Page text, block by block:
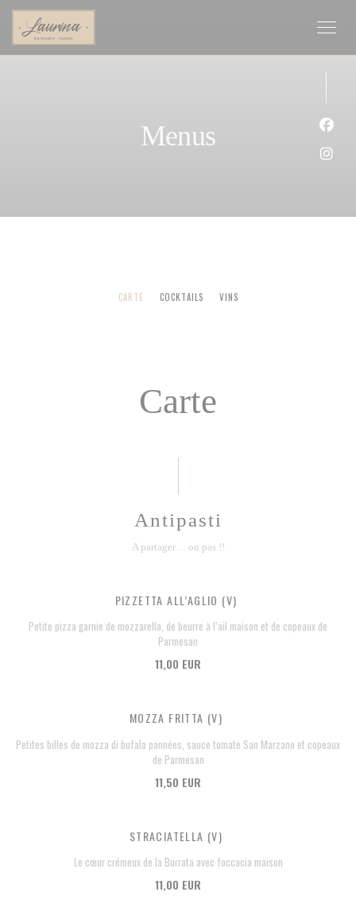
Personalizing your cookie choices
Menus
CARTE COCKTAILS VINS
Carte
Antipasti
A partager… ou pas !!
PIZZETTA ALL’AGLIO (V)
Petite pizza garnie de mozzarella, de beurre à l’ail maison et de copeaux de
Parmesan
11,00 EUR
MOZZA FRITTA (V)
Petites billes de mozza di bufala pannées, sauce tomate San Marzano et copeaux
de Parmesan
11,50 EUR
STRACIATELLA (V)
Le cœur crémeux de la Burrata avec foccacia maison
11,00 EUR